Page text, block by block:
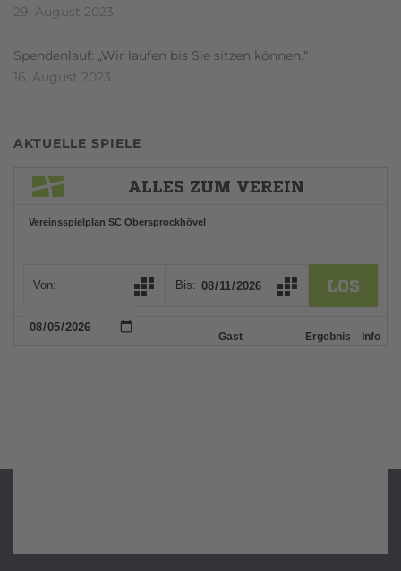
29. August 2023
Spendenlauf: „Wir laufen bis Sie sitzen können.“
16. August 2023
AKTUELLE SPIELE